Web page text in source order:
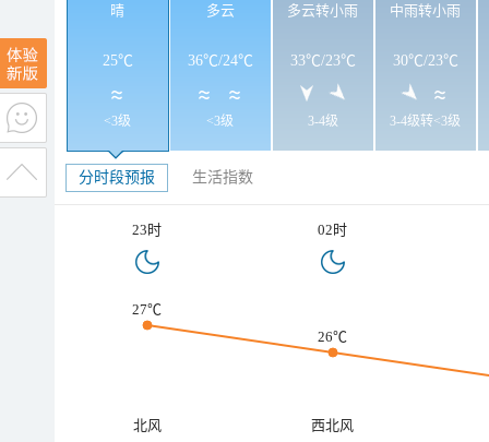
晴
25℃
<3级
多云
36℃/24℃
<3级
多云转小雨
33℃/23℃
3-4级
中雨转小雨
30℃/23℃
3-4级转<3级
分时段预报 生活指数
23时 02时
27℃
26℃
北风
西北风